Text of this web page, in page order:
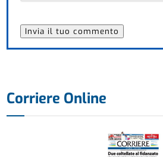
Corriere Online